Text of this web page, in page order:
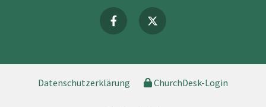
Datenschutzerklärung ChurchDesk-Login